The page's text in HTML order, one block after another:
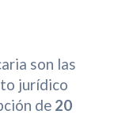
son las
jurídico
de 20